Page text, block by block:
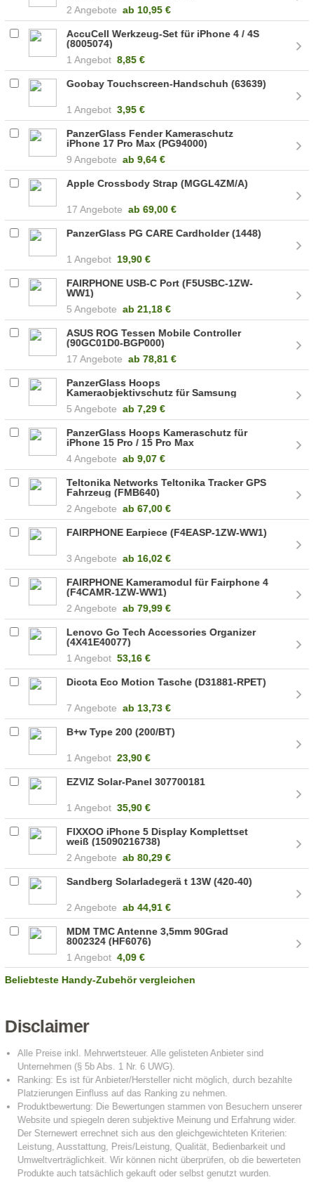
2 Angebote ab 10,95 €
AccuCell Werkzeug-Set für iPhone 4 / 4S
(8005074)
1 Angebot 8,85 €
Goobay Touchscreen-Handschuh (63639)
1 Angebot 3,95 €
PanzerGlass Fender Kameraschutz
iPhone 17 Pro Max (PG94000)
9 Angebote ab 9,64 €
Apple Crossbody Strap (MGGL4ZM/A)
17 Angebote ab 69,00 €
PanzerGlass PG CARE Cardholder (1448)
1 Angebot 19,90 €
FAIRPHONE USB-C Port (F5USBC-1ZW-
WW1)
5 Angebote ab 21,18 €
ASUS ROG Tessen Mobile Controller
(90GC01D0-BGP000)
17 Angebote ab 78,81 €
PanzerGlass Hoops
Kameraobjektivschutz für Samsung
5 Angebote ab 7,29 €
PanzerGlass Hoops Kameraschutz für
iPhone 15 Pro / 15 Pro Max
4 Angebote ab 9,07 €
Teltonika Networks Teltonika Tracker GPS
Fahrzeug (FMB640)
2 Angebote ab 67,00 €
FAIRPHONE Earpiece (F4EASP-1ZW-WW1)
3 Angebote ab 16,02 €
FAIRPHONE Kameramodul für Fairphone 4
(F4CAMR-1ZW-WW1)
2 Angebote ab 79,99 €
Lenovo Go Tech Accessories Organizer
(4X41E40077)
1 Angebot 53,16 €
Dicota Eco Motion Tasche (D31881-RPET)
7 Angebote ab 13,73 €
B+w Type 200 (200/BT)
1 Angebot 23,90 €
EZVIZ Solar-Panel 307700181
1 Angebot 35,90 €
FIXXOO iPhone 5 Display Komplettset
weiß (15090216738)
2 Angebote ab 80,29 €
Sandberg Solarladegerä t 13W (420-40)
2 Angebote ab44,91 €
MDM TMC Antenne 3,5mm 90Grad
8002324 (HF6076)
1 Angebot 4,09 €
Beliebteste Handy-Zubehör vergleichen
Disclaimer